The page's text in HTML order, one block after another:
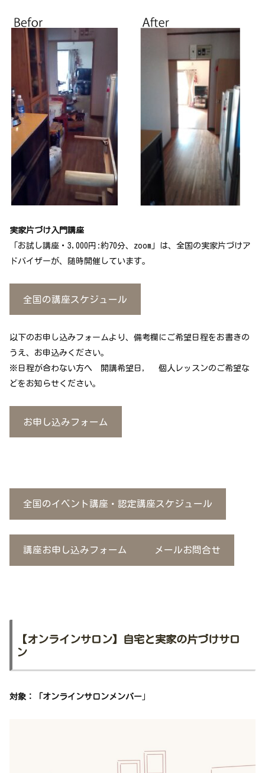
実家片づけ入門講座
「お試し講座・3,000円:約70分、zoom」は、全国の実家片づけア
ドバイザーが、随時開催しています。
全国の講座スケジュール
以下のお申し込みフォームより、備考欄にご希望日程をお書きの
うえ、お申込みください。
※日程が合わない方へ 開講希望日， 個人レッスンのご希望な
どをお知らせください。
お申し込みフォーム
全国のイベント講座・認定講座スケジュール
講座お申し込みフォーム メールお問合せ
【オンラインサロン】自宅と実家の片づけサロ
ン
対象：「オンラインサロンメンバー 」